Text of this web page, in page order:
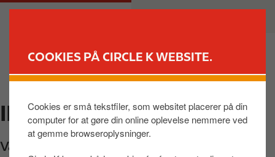
COOKIES PÅ CIRCLE K WEBSITE.
Cookies er små tekstfiler, som websitet placerer på din
computer for at gøre din online oplevelse nemmere ved
at gemme browseroplysninger.
v
e
d
M
a
INGO TARM
Vardevej 6